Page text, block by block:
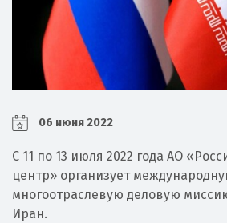
06 июня 2022
С 11 по 13 июля 2022 года АО
центр» организует
многоотраслевую деловую
Иран.